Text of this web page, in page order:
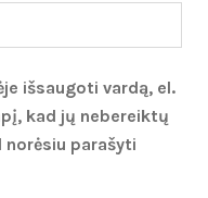
išsaugoti vardą, el.
kad jų nebereiktų
parašyti